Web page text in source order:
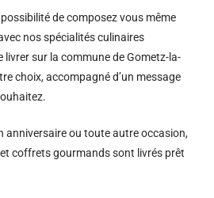
de composez vous même
nos spécialités culinaires
livrer sur la commune de Gometz-la-
choix, accompagné d’un message
anniversaire ou toute autre occasion,
coffrets gourmands sont livrés prêt